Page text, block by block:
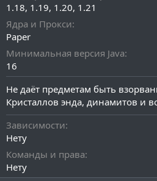
з
а
и
1.18 1.19 1.20 1.21
Ядра и Прокси
Paper
Минимальная версия Java
16
Не даёт предметам быть
Кристаллов энда, динамитов и
Зависимости
Нету
Команды и права
Нету